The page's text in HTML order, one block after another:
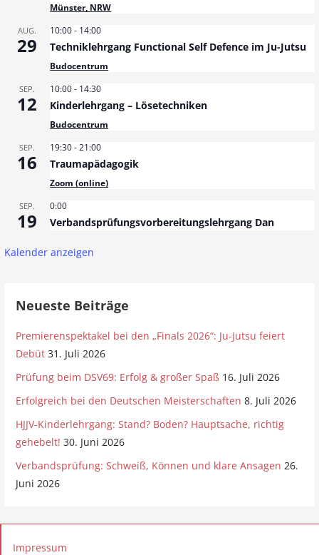
Münster, NRW
AUG.
29
10:00- 14:00
Techniklehrgang Functional Self Defence im Ju-Jutsu
Budocentrum
SEP.
12
10:00- 14:30
Kinderlehrgang – Lösetechniken
Budocentrum
SEP.
16
19:30-21:00
Traumapädagogik
Zoom (online)
SEP.
19
0:00
Verbandsprüfungsvorbereitungslehrgang Dan
Kalender anzeigen
Neueste Beiträge
Premierenspektakel bei den „Finals 2026“: Ju-Jutsu feiert
Debüt 31. Juli 2026
Prüfung beim DSV69: Erfolg & großer Spaß 16. Juli 2026
Erfolgreich bei den Deutschen Meisterschaften 8. Juli 2026
HJJV-Kinderlehrgang: Stand? Boden? Hauptsache, richtig
gehebelt! 30. Juni 2026
Verbandsprüfung: Schweiß, Können und klare Ansagen 26.
Juni 2026
Impressum